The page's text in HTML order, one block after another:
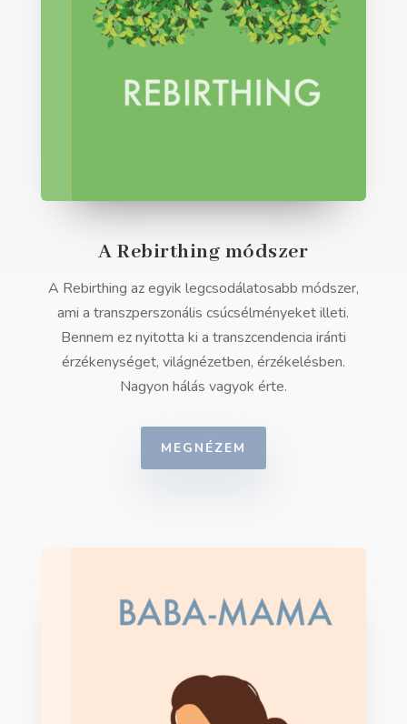
A Rebirthing módszer
A Rebirthing az egyik legcsodálatosabb módszer,
ami a transzperszonális csúcsélményeket illeti.
Bennem ez nyitotta ki a transzcendencia iránti
érzékenységet, világnézetben, érzékelésben.
Nagyon hálás vagyok érte.
MEGNÉZEM